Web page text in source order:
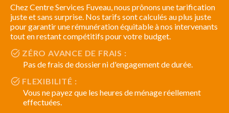
Chez Centre Services Fuveau, nous prônons une tarification
juste et sans surprise. Nos tarifs sont calculés au plus juste
pour garantir une rémunération équitable à nos intervenants
tout en restant compétitifs pour votre budget.
ZÉRO AVANCE DE FRAIS :
Pas de frais de dossier ni d'engagement de durée.
FLEXIBILITÉ :
Vous ne payez que les heures de ménage réellement
effectuées.